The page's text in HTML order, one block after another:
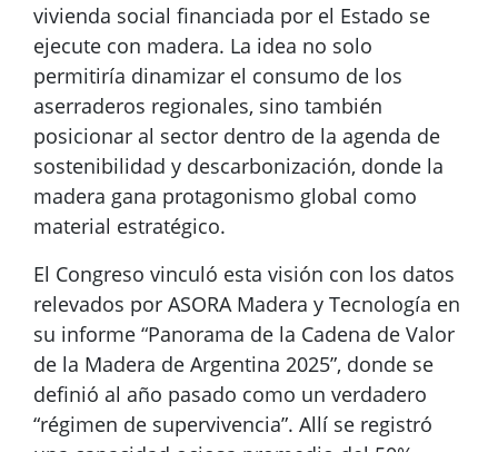
vivienda social financiada por el Estado se
ejecute con madera. La idea no solo
permitiría dinamizar el consumo de los
aserraderos regionales, sino también
posicionar al sector dentro de la agenda de
sostenibilidad y descarbonización, donde la
madera gana protagonismo global como
material estratégico.
El Congreso vinculó esta visión con los datos
relevados por ASORA Madera y Tecnología en
su informe “Panorama de la Cadena de Valor
de la Madera de Argentina 2025”, donde se
definió al año pasado como un verdadero
“régimen de supervivencia”. Allí se registró